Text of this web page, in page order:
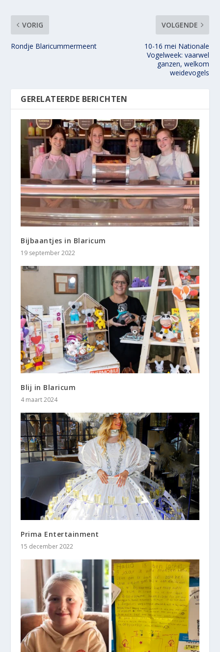
VORIG
Rondje Blaricummermeent
VOLGENDE
10-16 mei Nationale
Vogelweek: vaarwel
ganzen, welkom
weidevogels
GERELATEERDE BERICHTEN
Bijbaantjes in Blaricum
19 september 2022
Blij in Blaricum
4 maart 2024
Prima Entertainment
15 december 2022